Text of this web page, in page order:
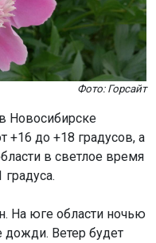
Фото: Горсайт
Новосибирске
+16 до +18 градусов, а
в светлое время
На юге области ночью
дожди. Ветер будет